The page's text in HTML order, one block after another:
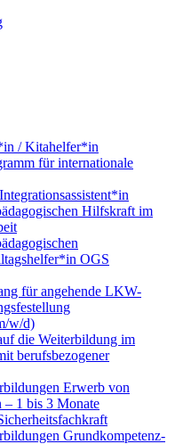
/ Kitahelfer*in
für internationale
Hilfskraft im
OGS
für angehende LKW-
w/d)
die Weiterbildung im
berufsbezogener
Erwerb von
– 1 bis 3 Monate
Grundkompetenz-